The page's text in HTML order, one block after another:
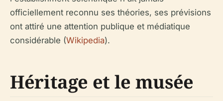
officiellement reconnu ses théories, ses prévisions
ont attiré une attention publique et médiatique
considérable (Wikipedia).
Héritage et le musée